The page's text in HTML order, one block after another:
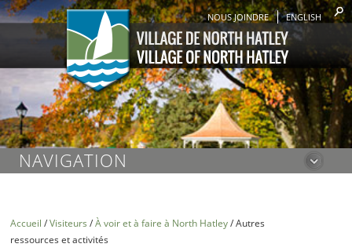
NOUS JOINDRE ENGLISH
NAVIGATION
Accueil /Visiteurs /À voir et à faire à North Hatley/Autres
ressources et activités